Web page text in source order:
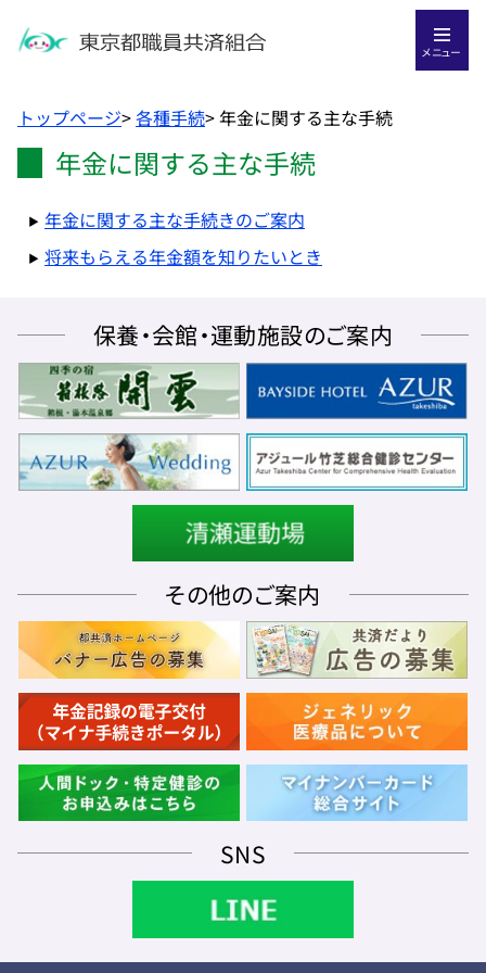
メニュー
トップページ>各種手続>年金に関する主な手続
年金に関する主な手続
年金に関する主な手続きのご案内
将来もらえる年金額を知りたいとき
保養・会館・運動施設のご案内
その他のご案内
SNS